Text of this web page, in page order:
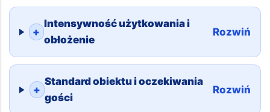
+
Intensywność użytkowania i
obłożenie
Rozwiń
+
Standard obiektu i oczekiwania
gości
Rozwiń